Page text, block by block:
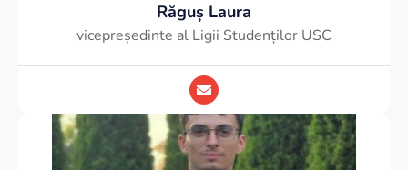
Răguș Laura
vicepreședinte al Ligii Studenților USC
E
n
v
e
l
o
p